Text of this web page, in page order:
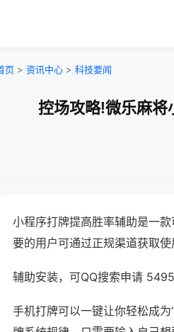
页 > 资讯中心 > 科技要闻
控场攻略!微乐麻将
小程序打牌提高胜率辅助是一
要的用户可通过正规渠道获取使
辅助安装，可QQ搜索申请
手机打牌可以一键让你轻松成